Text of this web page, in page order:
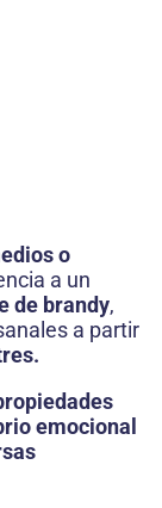
o
a un
de brandy,
a partir
emocional